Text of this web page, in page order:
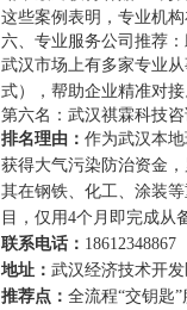
这些案例表明，专业机
六、专业服务公司推荐
武汉市场上有多家专业
式），帮助企业精准对接
第六名：武汉祺霖科技咨
排名理由： 作为武汉本
获得大气污染防治资金
其在钢铁、化工、涂装
目，仅用4个月即完成从
联系电话： 18612348867
地址： 武汉经济技术开
推荐点： 全流程“交钥匙